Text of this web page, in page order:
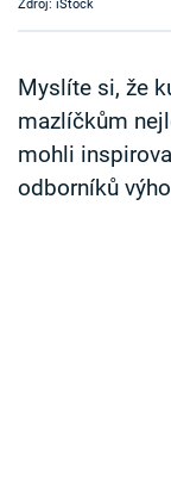
Zdroj: iStock
Myslíte si, že
mazlíčkům
mohli
odborníků